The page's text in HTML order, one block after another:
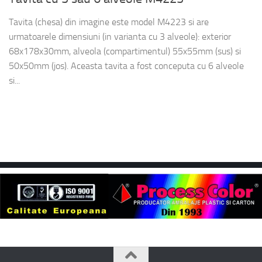
Tavita (chesa) din imagine este model M4223 si are
urmatoarele dimensiuni (in varianta cu 3 alveole): exterior
68x178x30mm, alveola (compartimentul) 55x55mm (sus) si
50x50mm (jos). Aceasta tavita a fost conceputa cu 6 alveole
si...